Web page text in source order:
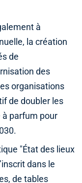
à
la création
de
des
organisations
de doubler les
à parfum pour
"État des lieux
dans le
de tables